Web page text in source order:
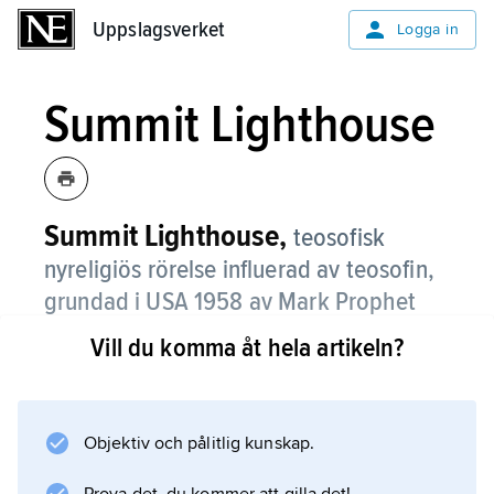
Uppslagsverket Logga in
Summit Lighthouse
Summit Lighthouse, teosofisk
nyreligiös rörelse influerad av teosofin,
grundad i USA 1958 av Mark Prophet
1918–73 ).
ledarskapet i Summit Lighthouse, som sedan
Vill du komma åt hela artikeln?
Objektiv och pålitlig kunskap.